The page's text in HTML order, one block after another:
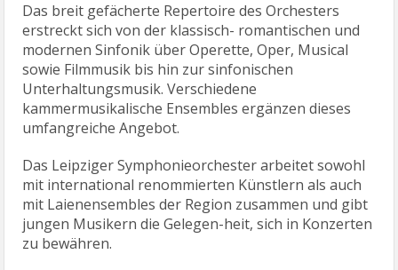
Das breit gefächerte Repertoire des Orchesters
erstreckt sich von der klassisch- romantischen und
modernen Sinfonik über Operette, Oper, Musical
sowie Filmmusik bis hin zur sinfonischen
Unterhaltungsmusik. Verschiedene
kammermusikalische Ensembles ergänzen dieses
umfangreiche Angebot.
Das Leipziger Symphonieorchester arbeitet sowohl
mit international renommierten Künstlern als auch
mit Laienensembles der Region zusammen und gibt
jungen Musikern die Gelegen-heit, sich in Konzerten
zu bewähren.